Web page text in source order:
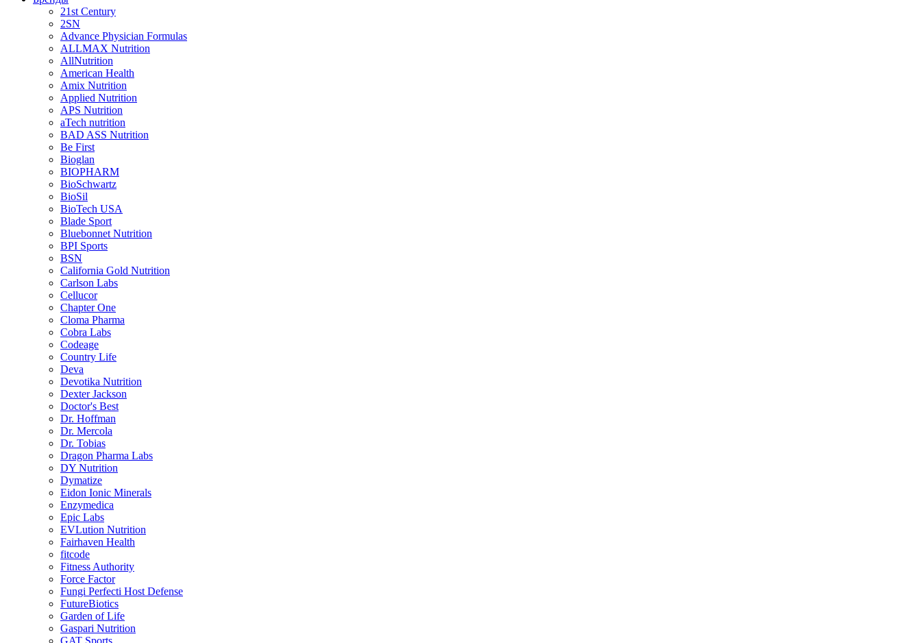
21st Century
2SN
Advance Physician Formulas
ALLMAX Nutrition
AllNutrition
American Health
Amix Nutrition
Applied Nutrition
APS Nutrition
aTech nutrition
BAD ASS Nutrition
Be First
Bioglan
BIOPHARM
BioSchwartz
BioSil
BioTech USA
Blade Sport
Bluebonnet Nutrition
BPI Sports
BSN
California Gold Nutrition
Carlson Labs
Cellucor
Chapter One
Cloma Pharma
Cobra Labs
Codeage
Country Life
Deva
Devotika Nutrition
Dexter Jackson
Doctor's Best
Dr. Hoffman
Dr. Mercola
Dr. Tobias
Dragon Pharma Labs
DY Nutrition
Dymatize
Eidon Ionic Minerals
Enzymedica
Epic Labs
EVLution Nutrition
Fairhaven Health
fitcode
Fitness Authority
Force Factor
Fungi Perfecti Host Defense
FutureBiotics
Garden of Life
Gaspari Nutrition
GAT Sports